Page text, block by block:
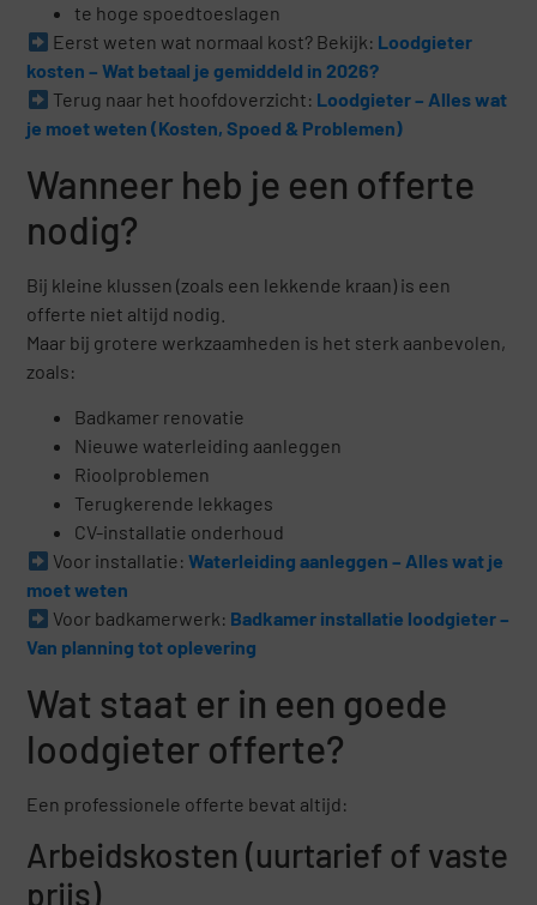
te hoge spoedtoeslagen
Eerst weten wat normaal kost? Bekijk: Loodgieter
kosten – Wat betaal je gemiddeld in 2026?
Terug naar het hoofdoverzicht: Loodgieter – Alles wat
je moet weten (Kosten, Spoed & Problemen)
Wanneer heb je een offerte
nodig?
Bij kleine klussen (zoals een lekkende kraan) is een
offerte niet altijd nodig.
Maar bij grotere werkzaamheden is het sterk aanbevolen,
zoals:
Badkamer renovatie
Nieuwe waterleiding aanleggen
Rioolproblemen
Terugkerende lekkages
CV-installatie onderhoud
Voor installatie: Waterleiding aanleggen – Alles wat je
moet weten
Voor badkamerwerk: Badkamer installatie loodgieter –
Van planning tot oplevering
Wat staat er in een goede
loodgieter offerte?
Een professionele offerte bevat altijd:
Arbeidskosten (uurtarief of vaste
prijs)